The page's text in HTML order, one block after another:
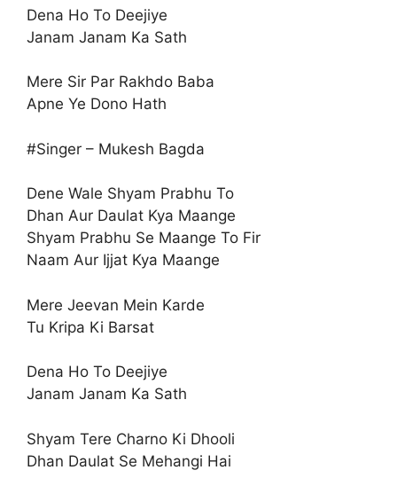
Dena Ho To Deejiye
Janam Janam Ka Sath
Mere Sir Par Rakhdo Baba
Apne Ye Dono Hath
#Singer – Mukesh Bagda
Dene Wale Shyam Prabhu To
Dhan Aur Daulat Kya Maange
Shyam Prabhu Se Maange To Fir
Naam Aur Ijjat Kya Maange
Mere Jeevan Mein Karde
Tu Kripa Ki Barsat
Dena Ho To Deejiye
Janam Janam Ka Sath
Shyam Tere Charno Ki Dhooli
Dhan Daulat Se Mehangi Hai